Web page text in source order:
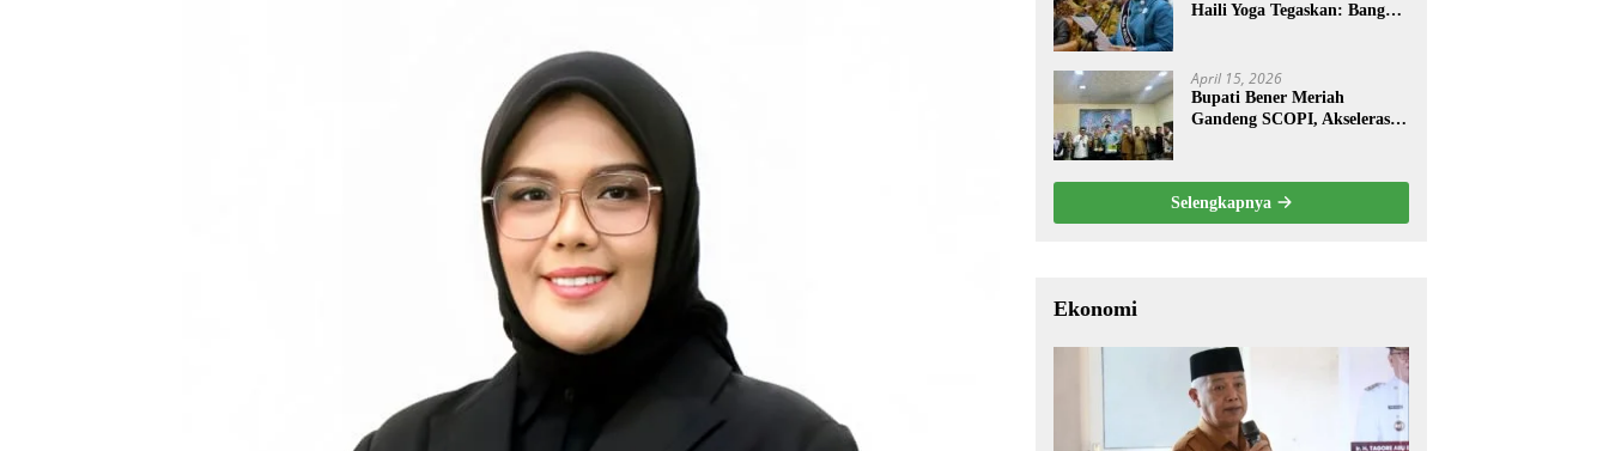
Haili Yoga Tegaskan: Bangun
April 15, 2026
Bupati Bener Meriah
Gandeng SCOPI, Akselerasi
Selengkapnya
Ekonomi